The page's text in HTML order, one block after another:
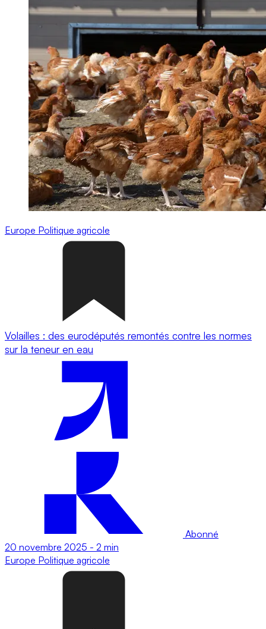
Europe Politique agricole
Volailles : des eurodéputés remontés contre les normes
sur la teneur en eau
Abonné
20 novembre 2025 - 2 min
Europe Politique agricole